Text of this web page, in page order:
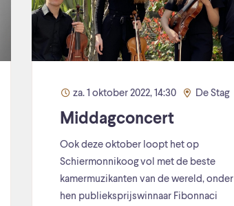
za. 1 oktober 2022, 14:30 De Stag
Middagconcert
Ook deze oktober loopt het op
Schiermonnikoog vol met de beste
kamermuzikanten van de wereld, onder
hen publieksprijswinnaar Fibonnaci